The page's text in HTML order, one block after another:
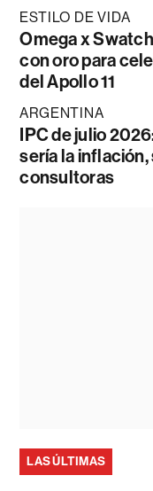
ESTILO DE VIDA
Omega x
con oro para
del Apollo 11
ARGENTINA
IPC de julio
sería la inflación,
consultoras
LAS ÚLTIMAS